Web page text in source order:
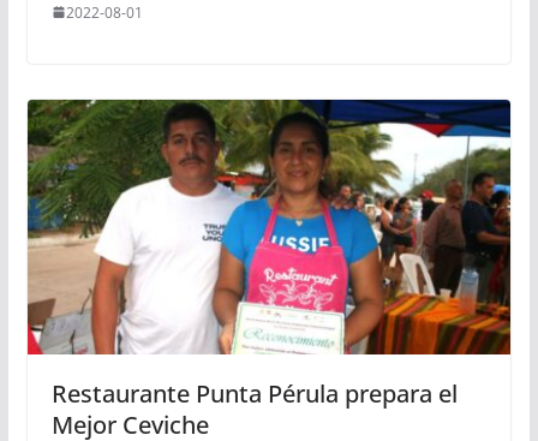
2022-08-01
Restaurante Punta Pérula prepara el
Mejor Ceviche